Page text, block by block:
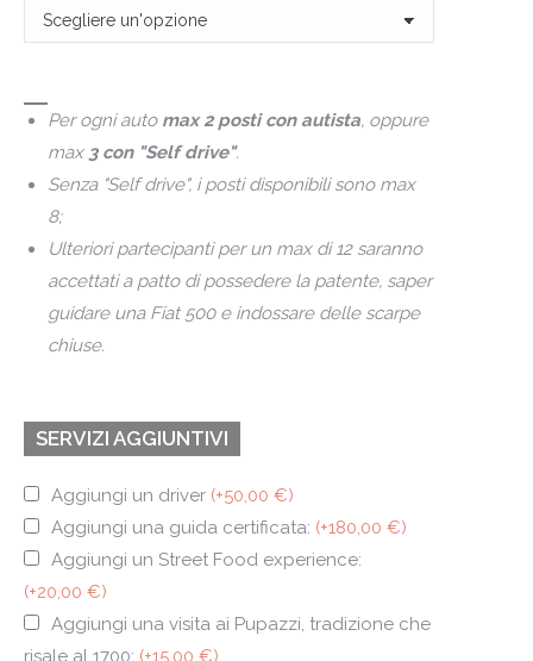
Per ogni auto max 2 posti con autista, oppure
max 3 con "Self drive".
Senza "Self drive", i posti disponibili sono max
8;
Ulteriori partecipanti per un max di 12 saranno
accettati a patto di possedere la patente, saper
guidare una Fiat 500 e indossare delle scarpe
chiuse.
SERVIZI AGGIUNTIVI
Aggiungi un driver (+50,00 €)
Aggiungi una guida certificata: (+180,00 €)
Aggiungi un Street Food experience:
(+20,00 €)
Aggiungi una visita ai Pupazzi, tradizione che
risale al 1700: (+15,00 €)